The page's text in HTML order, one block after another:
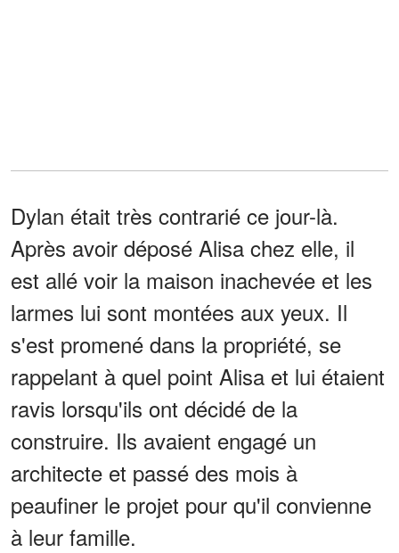
Dylan était très contrarié ce jour-là.
Après avoir déposé Alisa chez elle, il
est allé voir la maison inachevée et les
larmes lui sont montées aux yeux. Il
s'est promené dans la propriété, se
rappelant à quel point Alisa et lui étaient
ravis lorsqu'ils ont décidé de la
construire. Ils avaient engagé un
architecte et passé des mois à
peaufiner le projet pour qu'il convienne
à leur famille.